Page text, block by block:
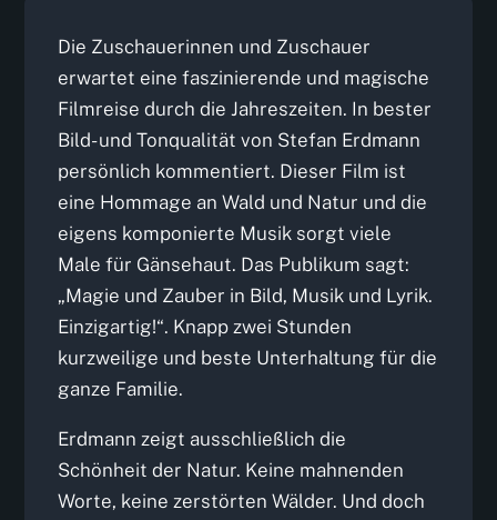
Die Zuschauerinnen und Zuschauer
erwartet eine faszinierende und magische
Filmreise durch die Jahreszeiten. In bester
Bild- und Tonqualität von Stefan Erdmann
persönlich kommentiert. Dieser Film ist
eine Hommage an Wald und Natur und die
eigens komponierte Musik sorgt viele
Male für Gänsehaut. Das Publikum sagt:
„Magie und Zauber in Bild, Musik und Lyrik.
Einzigartig!“. Knapp zwei Stunden
kurzweilige und beste Unterhaltung für die
ganze Familie.
Erdmann zeigt ausschließlich die
Schönheit der Natur. Keine mahnenden
Worte, keine zerstörten Wälder. Und doch